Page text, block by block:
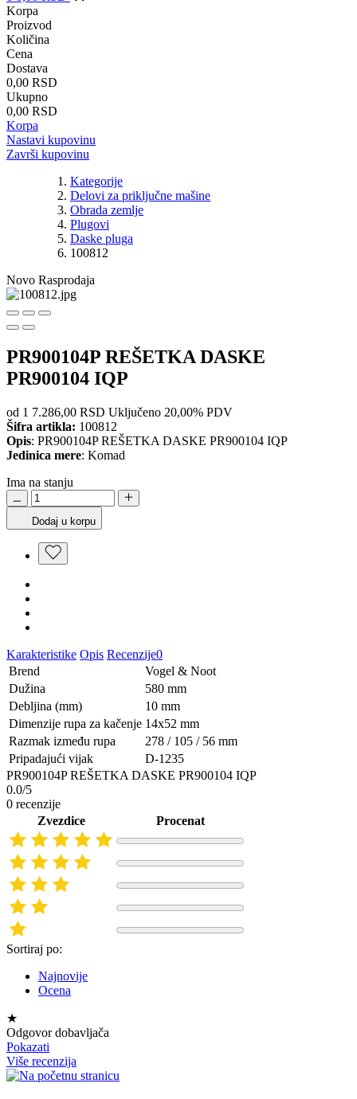
Korpa
Proizvod
Količina
Cena
Dostava
0,00 RSD
Ukupno
0,00 RSD
Korpa
Nastavi kupovinu
Završi kupovinu
Kategorije
Delovi za priključne mašine
Obrada zemlje
Plugovi
Daske pluga
100812
Novo Rasprodaja
PR900104P REŠETKA DASKE
PR900104 IQP
od 1 7.286,00 RSD Uključeno 20,00% PDV
Šifra artikla: 100812
Opis: PR900104P REŠETKA DASKE PR900104 IQP
Jedinica mere: Komad
Ima na stanju
Dodaj u korpu
Karakteristike Opis Recenzije0
Brend
Vogel & Noot
Dužina
580 mm
Debljina (mm)
10 mm
Dimenzije rupa za kačenje 14x52 mm
Razmak između rupa
278 / 105 / 56 mm
Pripadajući vijak
D-1235
PR900104P REŠETKA DASKE PR900104 IQP
0.0/5
0 recenzije
Zvezdice
Procenat
Sortiraj po:
Najnovije
Ocena
★
Odgovor dobavljača
Pokazati
Više recenzija